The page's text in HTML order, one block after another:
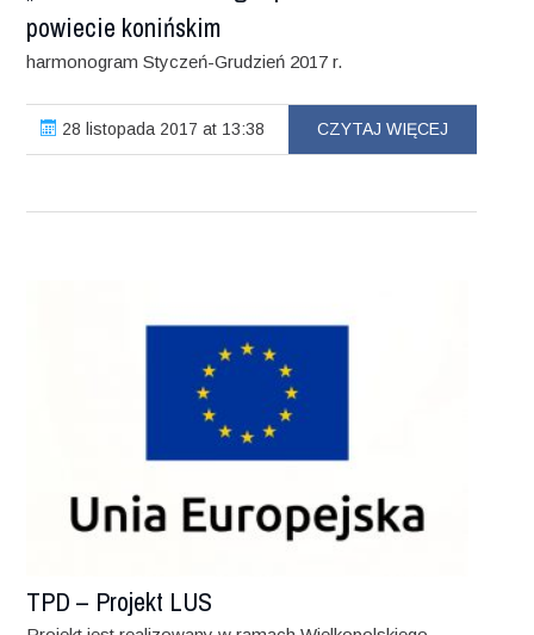
powiecie konińskim
harmonogram Styczeń-Grudzień 2017 r.
28 listopada 2017 at 13:38 CZYTAJ WIĘCEJ
TPD – Projekt LUS